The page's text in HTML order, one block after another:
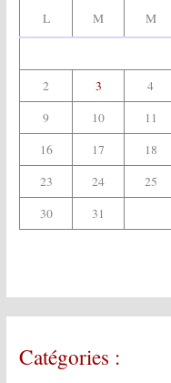
L M M
2
3 4
9
10 11
16
17 18
23
24 25
30
31
Catégories :